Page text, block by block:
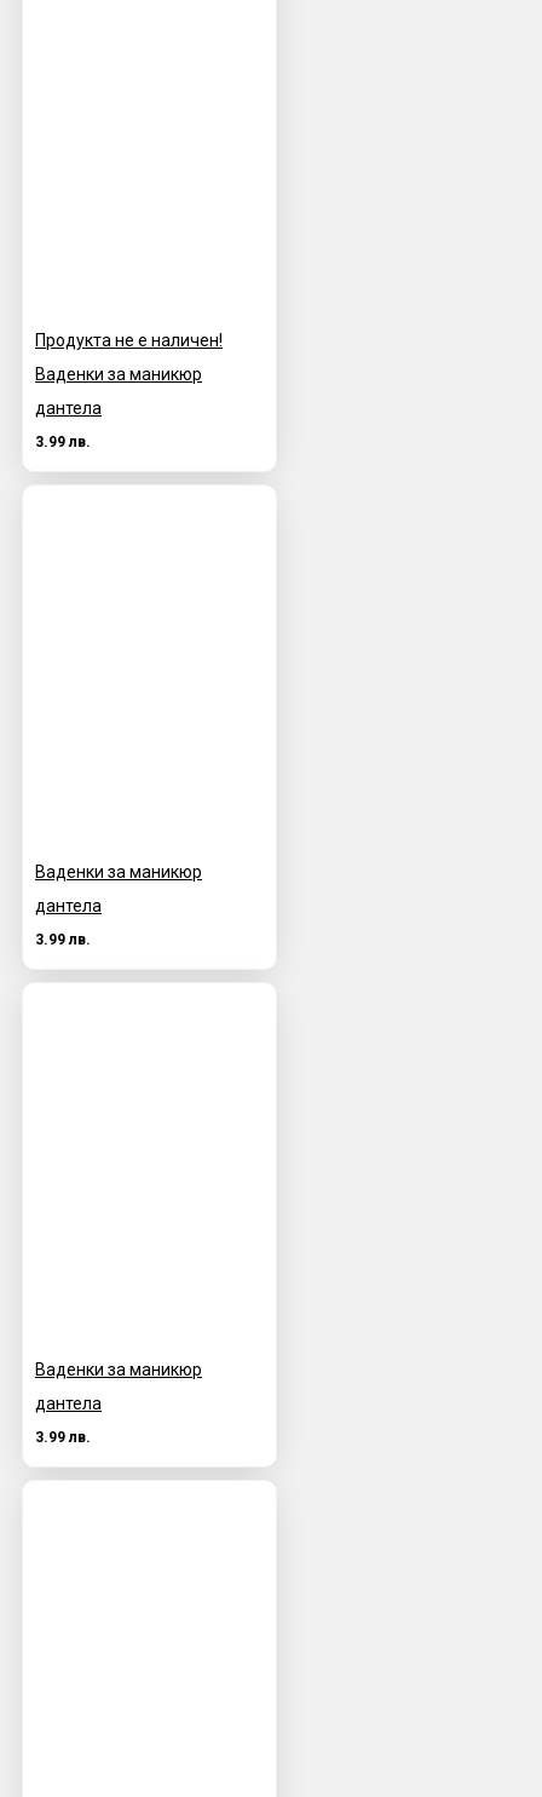
Продукта не е наличен!
Ваденки за маникюр
дантела
3.99 лв.
Ваденки за маникюр
дантела
3.99 лв.
Ваденки за маникюр
дантела
3.99 лв.